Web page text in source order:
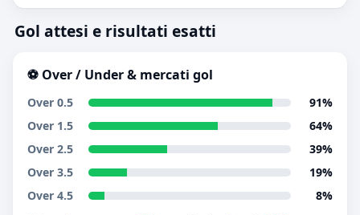
Gol attesi e risultati esatti
⚽ Over / Under & mercati gol
Over 0.5
91%
Over 1.5
64%
Over 2.5
39%
Over 3.5
19%
Over 4.5
8%